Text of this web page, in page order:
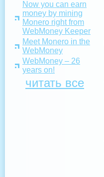
Now you can earn
money by mining
Monero right from
WebMoney Keeper
Meet Monero in the
WebMoney
WebMoney – 26
years on!
читать все